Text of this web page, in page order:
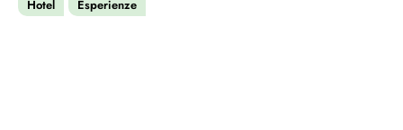
Hotel Esperienze